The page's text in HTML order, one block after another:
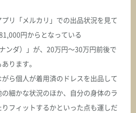
リ「メルカリ」での出品状況を見て
円からとなっている
ンダ）」が、20万円～30万円前後で
ります。
ら個人が着用済のドレスを出品して
細かな状況のほか、自分の身体のラ
フィットするかといった点も運しだ